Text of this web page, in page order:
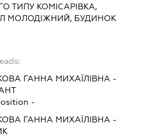
ТИПУ КОМІСАРІВКА,
МОЛОДІЖНИЙ, БУДИНОК
ГАННА МИХАЇЛІВНА -
-
ГАННА МИХАЇЛІВНА -